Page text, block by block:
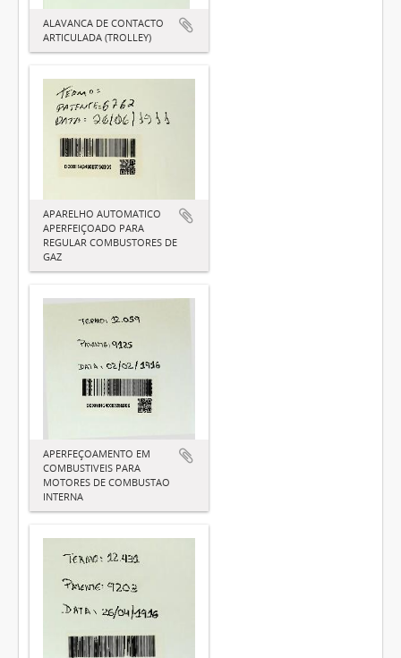
ALAVANCA DE CONTACTO
ARTICULADA (TROLLEY)
APARELHO AUTOMATICO
APERFEIÇOADO PARA
REGULAR COMBUSTORES DE
GAZ
APERFEÇOAMENTO EM
COMBUSTIVEIS PARA
MOTORES DE COMBUSTAO
INTERNA